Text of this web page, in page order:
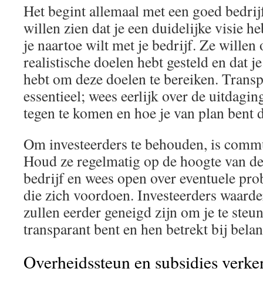
Het begint allemaal met een goed
willen zien dat je een duidelijke visie
je naartoe wilt met je bedrijf. Ze willen
realistische doelen hebt gesteld en dat
hebt om deze doelen te bereiken.
essentieel; wees eerlijk over de
tegen te komen en hoe je van plan bent
Om investeerders te behouden, is
Houd ze regelmatig op de hoogte van
bedrijf en wees open over eventuele
die zich voordoen. Investeerders
zullen eerder geneigd zijn om je te
transparant bent en hen betrekt bij
Overheidssteun en subsidies